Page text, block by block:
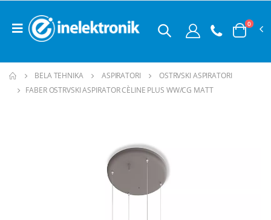
0
BELA TEHNIKA ASPIRATORI
OSTRVSKI ASPIRATORI
FABER OSTRVSKI ASPIRATOR CÈLINE PLUS WW/CG MATT